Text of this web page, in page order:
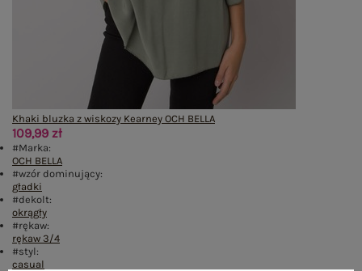
Khaki bluzka z wiskozy Kearney OCH BELLA
109,99 zł
#Marka:
OCH BELLA
#wzór dominujący:
gładki
#dekolt:
okrągły
#rękaw:
rękaw 3/4
#styl:
casual